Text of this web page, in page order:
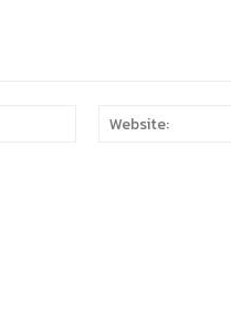
Email:*